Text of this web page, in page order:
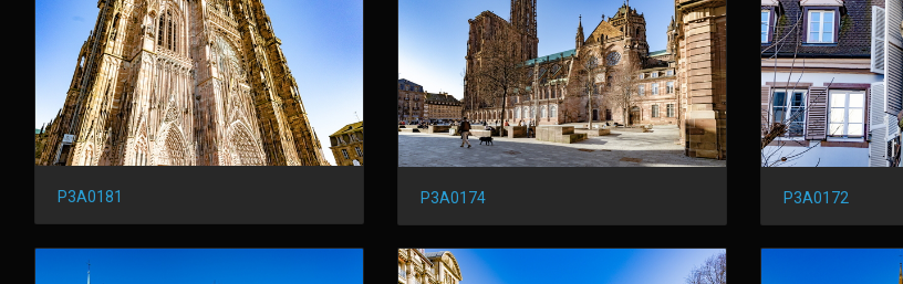
P3A0181 P3A0174 P3A0172